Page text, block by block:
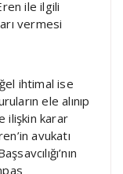
ile ilgili
vermesi
ihtimal ise
ele alınıp
ilişkin karar
avukatı